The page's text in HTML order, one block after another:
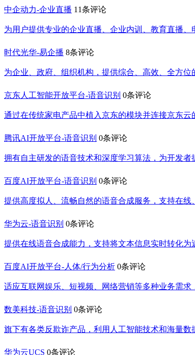
中企动力-企业直播 11条评论
为用户提供专业的企业直播、企业内训、教育直播
时代光华-易企播 8条评论
为企业、政府、组织机构，提供综合、高效、全方位
京东人工智能开放平台-语音识别 0条评论
通过在传统家电产品中植入京东的模块并连接京东云
腾讯AI开放平台-语音识别 0条评论
拥有自主研发的语音技术和深度学习算法，为开发者
百度AI开放平台-语音识别 0条评论
提供高度拟人、流畅自然的语音合成服务，支持在
华为云-语音识别 0条评论
提供在线语音合成能力，支持将文本信息实时转化
百度AI开放平台-人体/行为分析 0条评论
适应互联网娱乐、短视频、网络营销等多种业务需
数美科技-语音识别 0条评论
旗下有各类反欺诈产品，利用人工智能技术和海量
华为云UCS 0条评论